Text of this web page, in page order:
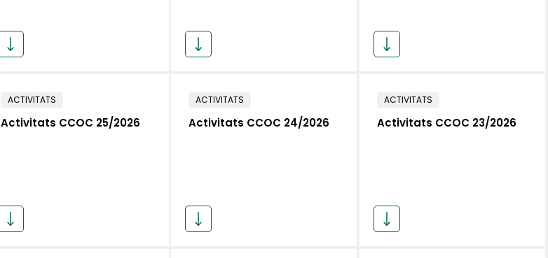
ACTIVITATS
Activitats CCOC 25/2026
ACTIVITATS
Activitats CCOC 24/2026
ACTIVITATS
Activitats CCOC 23/2026